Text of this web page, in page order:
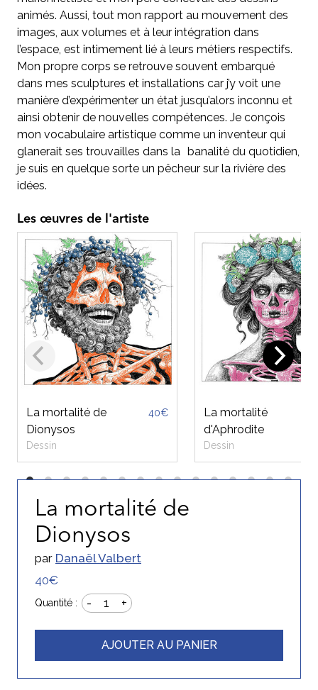
animés. Aussi, tout mon rapport au mouvement des
images, aux volumes et à leur intégration dans
l’espace, est intimement lié à leurs métiers respectifs.
Mon propre corps se retrouve souvent embarqué
dans mes sculptures et installations car j’y voit une
manière d’expérimenter un état jusqu’alors inconnu et
ainsi obtenir de nouvelles compétences. Je conçois
mon vocabulaire artistique comme un inventeur qui
glanerait ses trouvailles dans la banalité du quotidien,
je suis en quelque sorte un pêcheur sur la rivière des
idées.
Les œuvres de l'artiste
La mortalité de
Dionysos
Dessin
40€
La mortalité
d'Aphrodite
Dessin
La mortalité de
Dionysos
par Danaël Valbert
40€
Quantité : - 1 +
AJOUTER AU PANIER